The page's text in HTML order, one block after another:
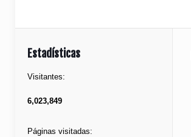
Estadísticas
Visitantes:
6,023,849
Páginas visitadas: